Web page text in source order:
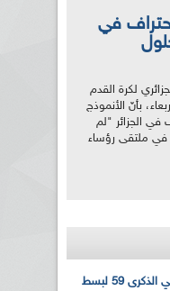
في
لكرة القدم
بأنّ الأنموذج
في الجزائر "لم
في ملتقى رؤساء
الإذاعة الجزائرية تحي الذكرى 59 لبسط